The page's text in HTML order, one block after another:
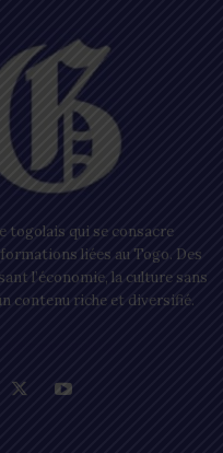
togolais qui se consacre
liées au Togo. Des
l’économie, la culture sans
contenu riche et diversifié.